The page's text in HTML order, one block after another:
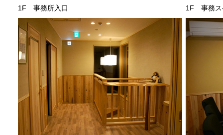
1F 事務所入口 1F 事務ス